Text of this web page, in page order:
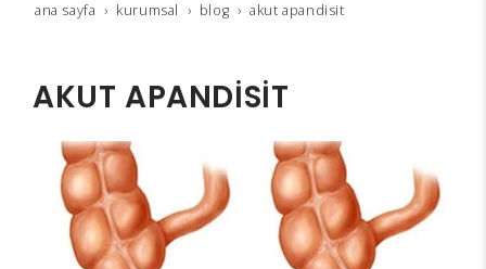
ana sayfa kurumsal blog akut apandi̇si̇t
AKUT APANDİSİT